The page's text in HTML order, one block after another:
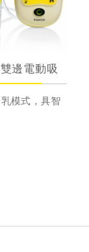
又
可